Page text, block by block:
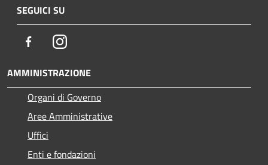
SEGUICI SU
FacebookInstagram
AMMINISTRAZIONE
Organi di Governo
Aree Amministrative
Uffici
Enti e fondazioni